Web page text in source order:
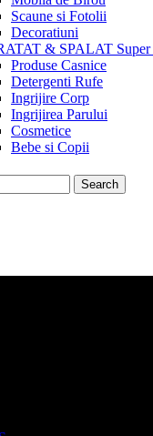
Scaune si Fotolii
Decoratiuni
& SPALAT
Produse Casnice
Detergenti Rufe
Ingrijire Corp
Ingrijirea Parului
Cosmetice
Bebe si Copii
Search